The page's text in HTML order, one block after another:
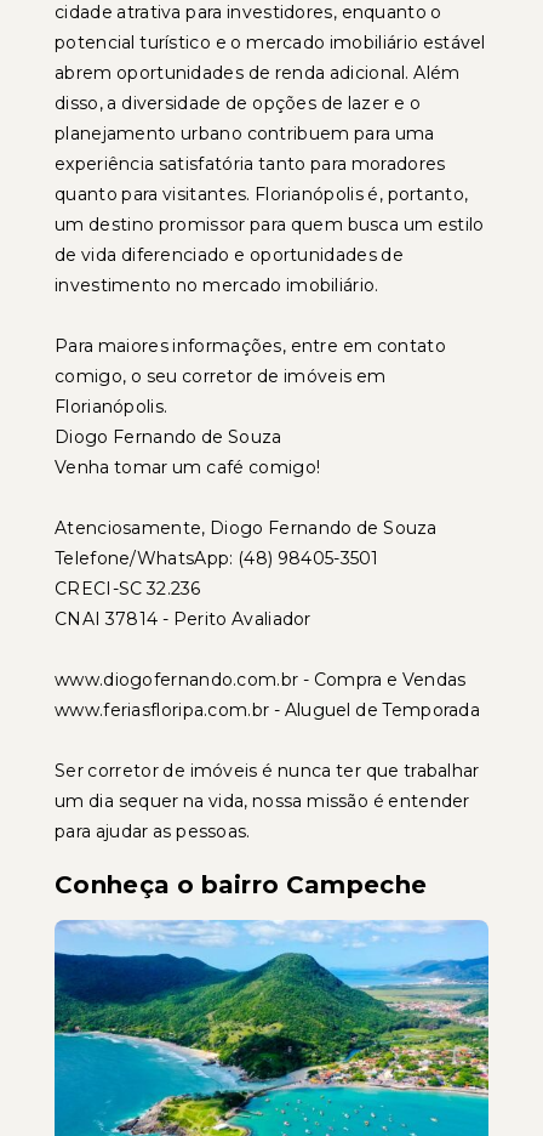
cidade atrativa para investidores, enquanto o
potencial turístico e o mercado imobiliário estável
abrem oportunidades de renda adicional. Além
disso, a diversidade de opções de lazer e o
planejamento urbano contribuem para uma
experiência satisfatória tanto para moradores
quanto para visitantes. Florianópolis é, portanto,
um destino promissor para quem busca um estilo
de vida diferenciado e oportunidades de
investimento no mercado imobiliário.
Para maiores informações, entre em contato
comigo, o seu corretor de imóveis em
Florianópolis.
Diogo Fernando de Souza
Venha tomar um café comigo!
Atenciosamente, Diogo Fernando de Souza
Telefone/WhatsApp: (48) 98405-3501
CRECI-SC 32.236
CNAI 37814 - Perito Avaliador
www.diogofernando.com.br - Compra e Vendas
www.feriasfloripa.com.br - Aluguel de Temporada
Ser corretor de imóveis é nunca ter que trabalhar
um dia sequer na vida, nossa missão é entender
para ajudar as pessoas.
Conheça o bairro Campeche